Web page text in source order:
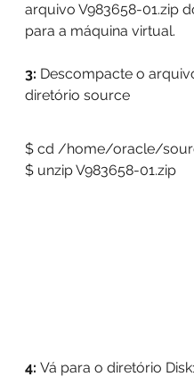
arquivo V983658-01.zip
para a máquina virtual.
3: Descompacte o
diretório source
$ cd /home/oracle/
$ unzip V983658-01.zip
4: Vá para o diretório